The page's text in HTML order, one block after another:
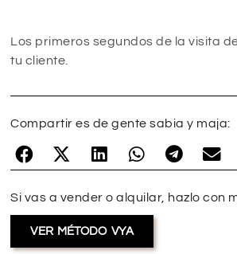
Los primeros segundos de la visita
tu cliente.
Compartir es de gente sabia y maja:
Si vas a vender o alquilar, hazlo con
VER MÉTODO VYA